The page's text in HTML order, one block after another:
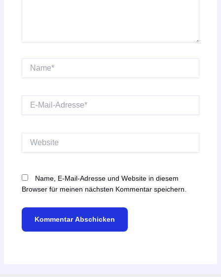
Mail-
Name, E-Mail-Adresse und Website in diesem
Browser für meinen nächsten Kommentar speichern.